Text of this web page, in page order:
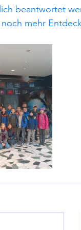
beantwortet
mehr